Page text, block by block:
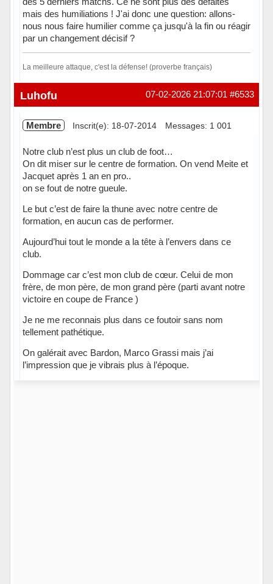
mais des humiliations ! J'ai donc une question: allons-
nous nous faire humilier comme ça jusqu'à la fin ou réagir
par un changement décisif ?
La meilleure attaque, c'est la défense! (proverbe français)
Hors ligne #6533
07-02-2026 21:07:01
Luhofu
Membre Inscrit(e): 18-07-2014 Messages: 1 001
Notre club n’est plus un club de foot…
On dit miser sur le centre de formation. On vend Meite et
Jacquet après 1 an en pro..
on se fout de notre gueule.
Le but c’est de faire la thune avec notre centre de
formation, en aucun cas de performer.
Aujourd’hui tout le monde a la tête à l’envers dans ce
club.
Dommage car c’est mon club de cœur. Celui de mon
frère, de mon père, de mon grand père (parti avant notre
victoire en coupe de France )
Je ne me reconnais plus dans ce foutoir sans nom
tellement pathétique.
On galérait avec Bardon, Marco Grassi mais j’ai
l’impression que je vibrais plus à l’époque.